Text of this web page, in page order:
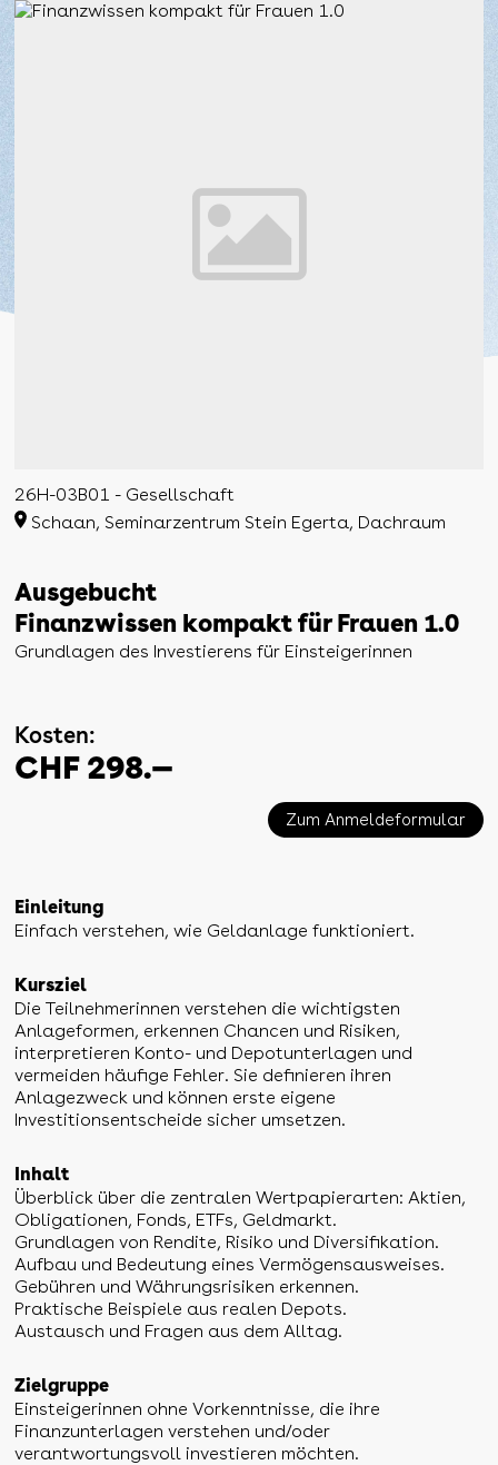
26H-03B01 - Gesellschaft
Schaan, Seminarzentrum Stein Egerta, Dachraum
Ausgebucht
Finanzwissen kompakt für Frauen 1.0
Grundlagen des Investierens für Einsteigerinnen
Kosten:
CHF 298.—
Zum Anmeldeformular
Einleitung
Einfach verstehen, wie Geldanlage funktioniert.
Kursziel
Die Teilnehmerinnen verstehen die wichtigsten
Anlageformen, erkennen Chancen und Risiken,
interpretieren Konto- und Depotunterlagen und
vermeiden häufige Fehler. Sie definieren ihren
Anlagezweck und können erste eigene
Investitionsentscheide sicher umsetzen.
Inhalt
Überblick über die zentralen Wertpapierarten: Aktien,
Obligationen, Fonds, ETFs, Geldmarkt.
Grundlagen von Rendite, Risiko und Diversifikation.
Aufbau und Bedeutung eines Vermögensausweises.
Gebühren und Währungsrisiken erkennen.
Praktische Beispiele aus realen Depots.
Austausch und Fragen aus dem Alltag.
Zielgruppe
Einsteigerinnen ohne Vorkenntnisse, die ihre
Finanzunterlagen verstehen und/oder
verantwortungsvoll investieren möchten.